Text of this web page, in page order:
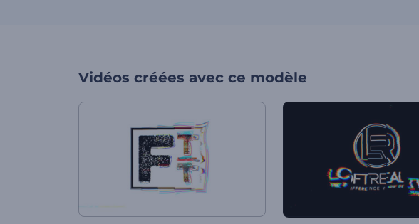
Vidéos créées avec ce modèle